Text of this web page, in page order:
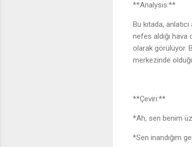
**Analysis:**
Bu kıtada,
nefes aldığı hava
olarak görülüyor.
merkezinde
**Çeviri:**
*Ah, sen benim
*Sen inandığım